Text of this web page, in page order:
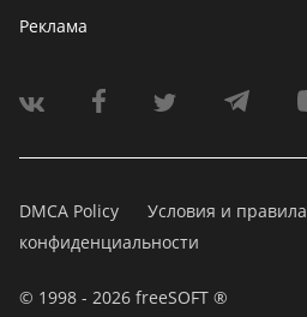
Реклама
DMCA Policy Условия и правила
конфиденциальности
© 1998 - 2026 freeSOFT ®